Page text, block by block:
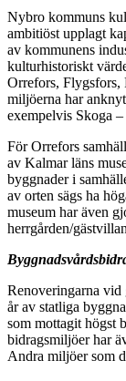
Nybro kommuns
ambitiöst upplagt
av kommunens
kulturhistoriskt
Orrefors, Flygsfors,
miljöerna har
exempelvis Skoga
För Orrefors
av Kalmar läns
byggnader i
av orten sägs ha
museum har även
herrgården/
Renoveringarna vid
år av statliga
som mottagit högst
bidragsmiljöer har
Andra miljöer som